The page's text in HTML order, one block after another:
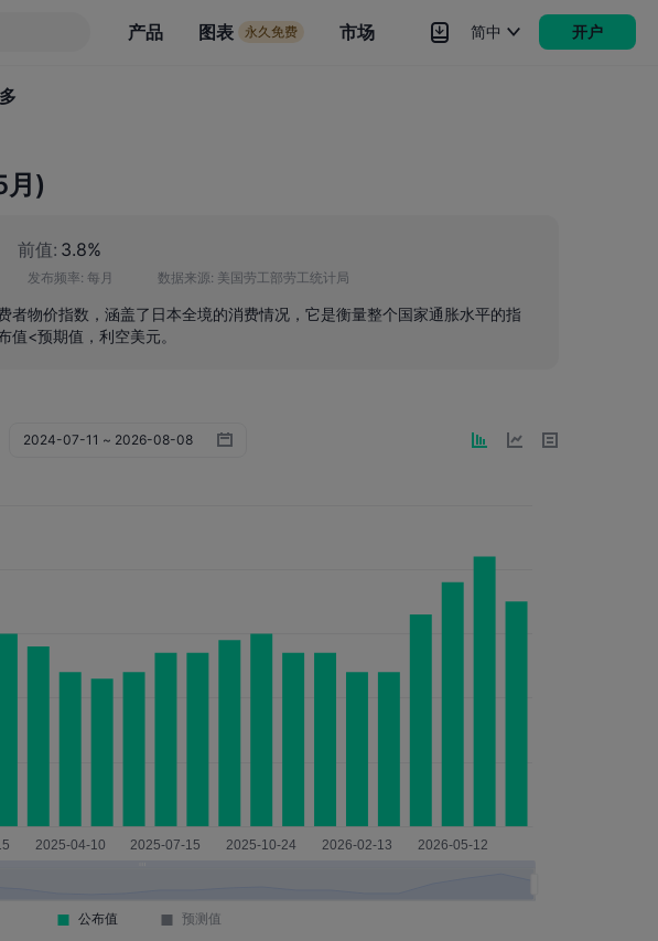
产品 图表 永久免费 市场
信号
简中 开户
月)
前值: 3.8%
发布频率: 每月 数据来源: 美国劳工部劳工统计局
者物价指数，涵盖了日本全境的消费情况，它是衡量整个国家通胀水平的指
值<预期值，利空美元。